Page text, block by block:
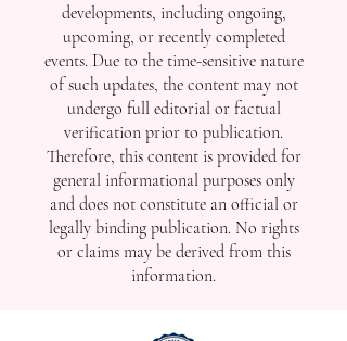
developments, including ongoing,
upcoming, or recently completed
events. Due to the time-sensitive nature
of such updates, the content may not
undergo full editorial or factual
verification prior to publication.
Therefore, this content is provided for
general informational purposes only
and does not constitute an official or
legally binding publication. No rights
or claims may be derived from this
information.